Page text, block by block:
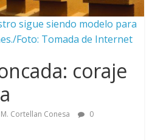
sigue siendo modelo para
Foto: Tomada de Internet
coraje
Cortellan Conesa
0